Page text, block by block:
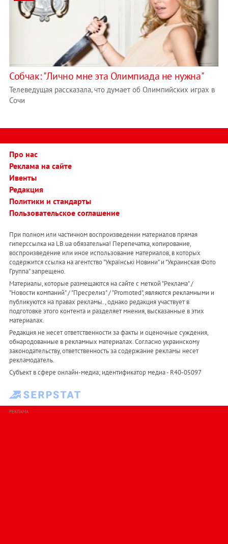
Собчак: "Лично мне эта Олимпиада не нужна"
Телеведущая рассказала, что думает об Олимпийских играх в
Сочи
Про нас
Реклама на сайте
Ивенты
Редакция
Политики и стандарты
Пользовательское соглашение
При полном или частичном воспроизведении материалов прямая
гиперссылка на LB.ua обязательна! Перепечатка, копирование,
воспроизведение или иное использование материалов, в которых
содержится ссылка на агентство "Українськi Новини" и "Украинская Фото
Группа" запрещено.
Материалы, которые размещаются на сайте с меткой "Реклама" /
"Новости компаний" / "Пресрелиз" / "Promoted", являются рекламными и
публикуются на правах рекламы. , однако редакция участвует в
подготовке этого контента и разделяет мнения, высказанные в этих
материалах.
Редакция не несет ответственности за факты и оценочные суждения,
обнародованные в рекламных материалах. Согласно украинскому
законодательству, ответственность за содержание рекламы несет
рекламодатель.
Субъект в сфере онлайн-медиа; идентификатор медиа - R40-05097
РЕКЛАМА